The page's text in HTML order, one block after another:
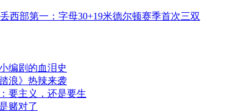
西部第一：字母30+19米德尔顿赛季首次三双
编剧的血泪史
浪》热辣来袭
要主义，还是要生
赌对了